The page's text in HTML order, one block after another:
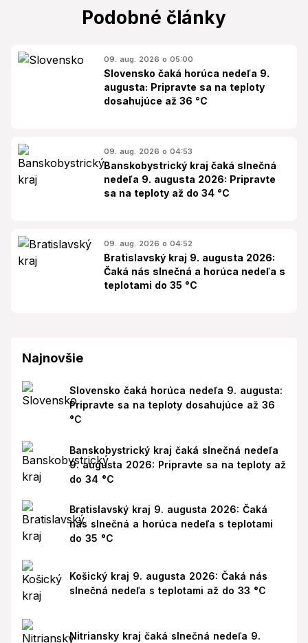
Podobné články
09. aug. 2026 o 05:00
Slovensko čaká horúca nedeľa 9.
augusta: Pripravte sa na teploty
dosahujúce až 36 °C
09. aug. 2026 o 04:53
Banskobystrický kraj čaká slnečná
nedeľa 9. augusta 2026: Pripravte
sa na teploty až do 34 °C
09. aug. 2026 o 04:52
Bratislavský kraj 9. augusta 2026:
Čaká nás slnečná a horúca nedeľa s
teplotami do 35 °C
Najnovšie
Slovensko čaká horúca nedeľa 9. augusta:
Pripravte sa na teploty dosahujúce až 36
°C
Banskobystrický kraj čaká slnečná nedeľa
9. augusta 2026: Pripravte sa na teploty až
do 34 °C
Bratislavský kraj 9. augusta 2026: Čaká
nás slnečná a horúca nedeľa s teplotami
do 35 °C
Košický kraj 9. augusta 2026: Čaká nás
slnečná nedeľa s teplotami až do 33 °C
Nitriansky kraj čaká slnečná nedeľa 9.